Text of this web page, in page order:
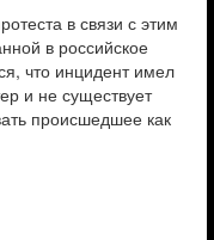
в связи с этим
в российское
что инцидент имел
и не существует
происшедшее как